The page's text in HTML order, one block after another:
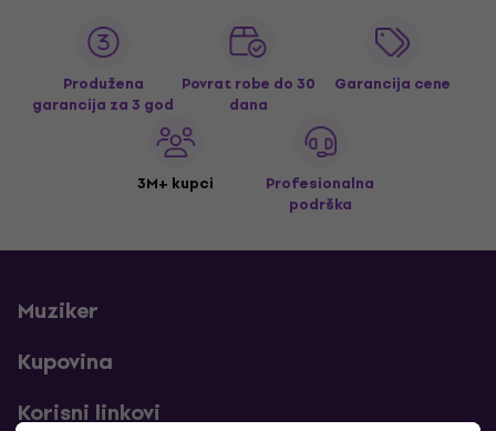
Produžena
garancija za 3 god
Povrat robe do 30
dana
Garancija cene
3M+ kupci
Profesionalna
podrška
Muziker
Kupovina
Korisni linkovi